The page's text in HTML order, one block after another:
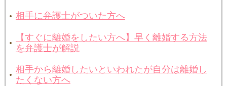
相手に弁護士がついた方へ
【すぐに離婚をしたい方へ】早く離婚する方法
を弁護士が解説
相手から離婚したいといわれたが自分は離婚し
たくない方へ